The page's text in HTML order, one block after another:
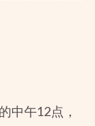
中午12点，